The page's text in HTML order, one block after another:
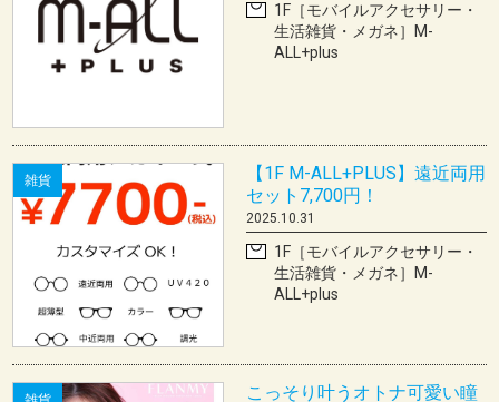
1F［モバイルアクセサリー・
生活雑貨・メガネ］M-
ALL+plus
雑貨
【1F M-ALL+PLUS】遠近両用
セット7,700円！
2025.10.31
1F［モバイルアクセサリー・
生活雑貨・メガネ］M-
ALL+plus
こっそり叶うオトナ可愛い瞳